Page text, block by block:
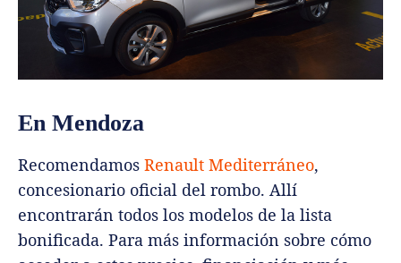
En Mendoza
Recomendamos Renault Mediterráneo,
concesionario oficial del rombo. Allí
encontrarán todos los modelos de la lista
bonificada. Para más información sobre cómo